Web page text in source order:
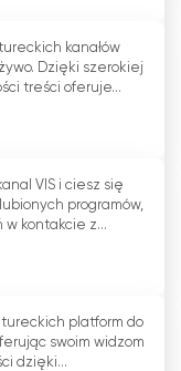
coś więcej niż
nadziei,
która
głosu i
ich do
internecie
kanałów
Dzięki szerokiej
treści oferuje...
VIS i ciesz się
programów,
w kontakcie z...
platform do
swoim widzom
dzięki...